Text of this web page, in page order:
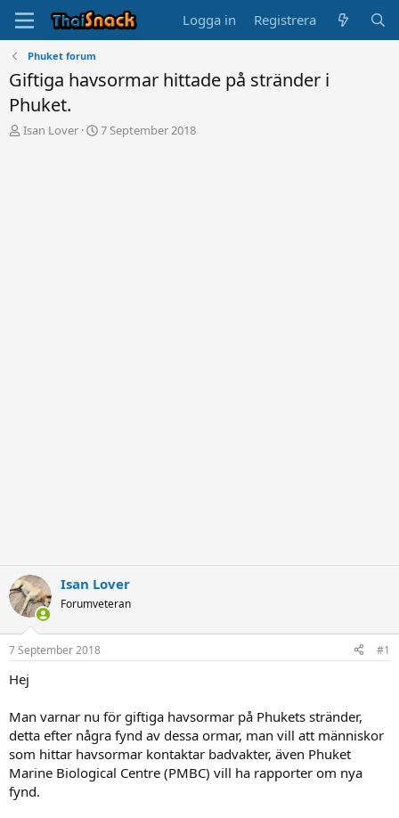
Logga in Registrera
Phuket forum
Giftiga havsormar hittade på stränder i
Phuket.
T
Isan Lover
S
7 September 2018
Isan Lover
Forumveteran
7 September 2018 #1
Hej
Man varnar nu för giftiga havsormar på Phukets stränder,
detta efter några fynd av dessa ormar, man vill att människor
som hittar havsormar kontaktar badvakter, även Phuket
Marine Biological Centre (PMBC) vill ha rapporter om nya
fynd.